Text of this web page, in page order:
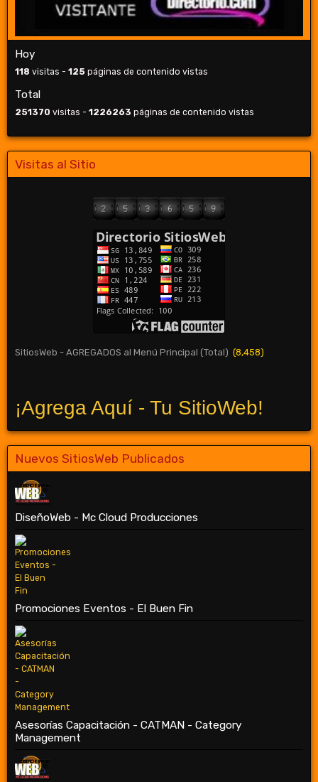
Hoy
118 visitas - 125 páginas de contenido vistas
Total
251370 visitas - 1226263 páginas de contenido vistas
Visitas al Sitio
SitiosWeb - AGREGADOS al Menú Principal (Total) (8,458)
¡Agrega Aquí - Tu SitioWeb!
Nuevos SitiosWeb Publicados
DiseñoWeb - Mc Cloud Producciones
Promociones Eventos - El Buen Fin
Asesorías Capacitación - CATMAN - Category
Management